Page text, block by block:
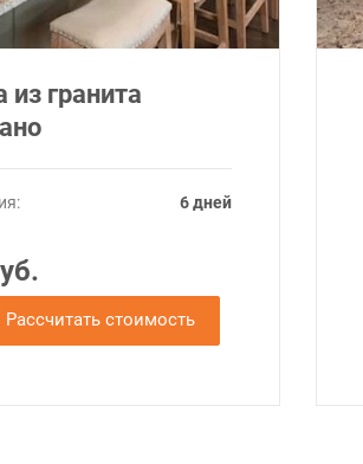
гранита
6 дней
Рассчитать стоимость